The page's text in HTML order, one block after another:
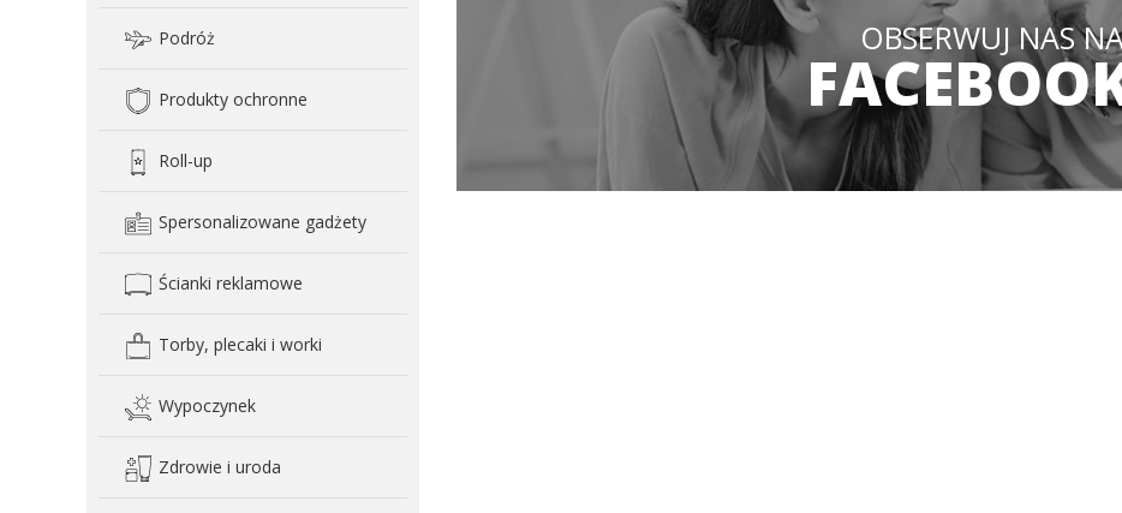
Podróż
Produkty ochronne
Roll-up
Spersonalizowane gadżety
Ścianki reklamowe
Torby, plecaki i worki
Wypoczynek
Zdrowie i uroda
OBSERWUJ NAS